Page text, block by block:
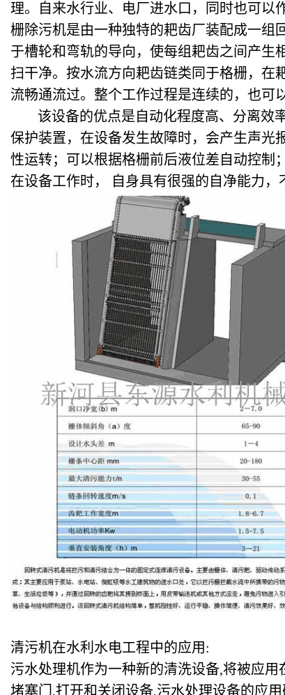
理。自来水行业、电厂进水口，同时也可以
栅除污机是由一种独特的耙齿厂装配成一组
于槽轮和弯轨的导向，使每组耙齿之间产生
扫干净。 按水流方向耙齿链类同于格栅，在
流畅通流过。整个工作过程是连续的，也可
该设备的优点是自动化程度高、分离效
保护装置，在设备发生故障时，会产生声光
性运转；可以根据格栅前后液位差自动控制
在设备工作时， 自身具有很强的自净能力，
清污机在水利水电工程中的应用:
污水处理机作为一种新的清洗设备,将被应
堵塞门,打开和关闭设备,污水处理设备的应